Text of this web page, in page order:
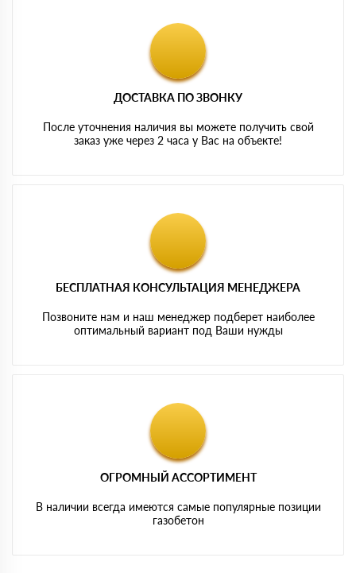
ДОСТАВКА ПО ЗВОНКУ
После уточнения наличия вы можете получить свой
заказ уже через 2 часа у Вас на объекте!
БЕСПЛАТНАЯ КОНСУЛЬТАЦИЯ МЕНЕДЖЕРА
Позвоните нам и наш менеджер подберет наиболее
оптимальный вариант под Ваши нужды
ОГРОМНЫЙ АССОРТИМЕНТ
В наличии всегда имеются самые популярные позиции
газобетон